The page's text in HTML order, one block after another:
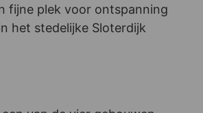
fijne plek voor ontspanning
het stedelijke Sloterdijk